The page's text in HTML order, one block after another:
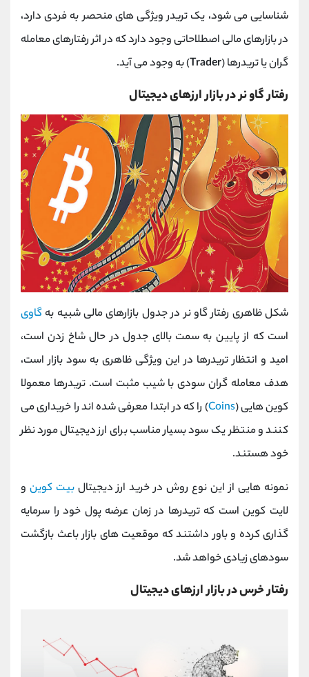
شناسایی می شود، یک تریدر ویژگی های منحصر به فردی دارد،
در بازارهای مالی اصطلاحاتی وجود دارد که در اثر رفتارهای معامله
گران یا تریدرها(
Trader
)به وجود می آید.
رفتار گاو نر در بازار ارزهای دیجیتال
شکل ظاهری رفتار گاو نر در جدول بازارهای مالی شبیه به گاوی
است که از پایین به سمت بالای جدول در حال شاخ زدن است،
امید و انتظار تریدرها در این ویژگی ظاهری به سود بازار است،
هدف معامله گران سودی با شیب مثبت است. تریدرها معمولا
کوین هایی
(Coins)
را که در ابتدا معرفی شده اند را خریداری می
کنند و منتظر یک سود بسیار مناسب برای ارز دیجیتال مورد نظر
خود هستند.
نمونه هایی از این نوع روش در خرید ارز دیجیتال بیت کوین و
لایت کوین است که تریدرها در زمان عرضه پول خود را سرمایه
گذاری کرده و باور داشتند که موقعیت های بازار باعث بازگشت
سودهای زیادی خواهد شد.
رفتار خرس در بازار ارزهای دیجیتال